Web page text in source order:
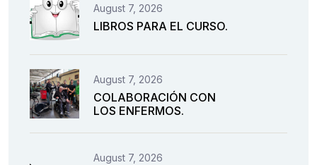
August 7, 2026
LIBROS PARA EL CURSO.
August 7, 2026
COLABORACIÓN CON
LOS ENFERMOS.
August 7, 2026